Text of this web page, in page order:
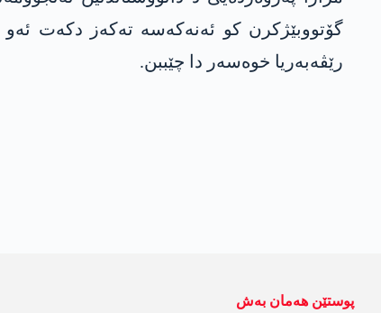
گۆتووبێژکرن کو ئەنەکەسە تەکەز دکەت
رێڤەبەریا خوەسەر دا چێببن.
پوستێن ھەمان بەش